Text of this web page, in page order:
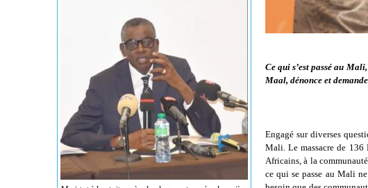
Ce qui s’est passé au
Maal, dénonce et
Engagé sur diverses
Mali. Le massacre de 136
Africains, à la
ce qui se passe au Mali